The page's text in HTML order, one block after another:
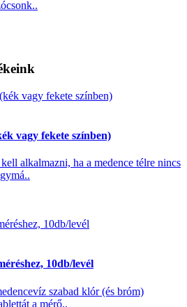
vagy fekete színben)
alkalmazni, ha a medence télre nincs
10db/levél
szabad klór (és bróm)
a mérő..